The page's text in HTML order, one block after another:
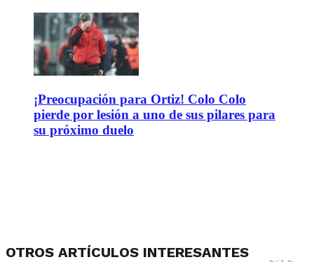
¡Preocupación para Ortiz! Colo Colo
pierde por lesión a uno de sus pilares para
su próximo duelo
OTROS ARTÍCULOS INTERESANTES